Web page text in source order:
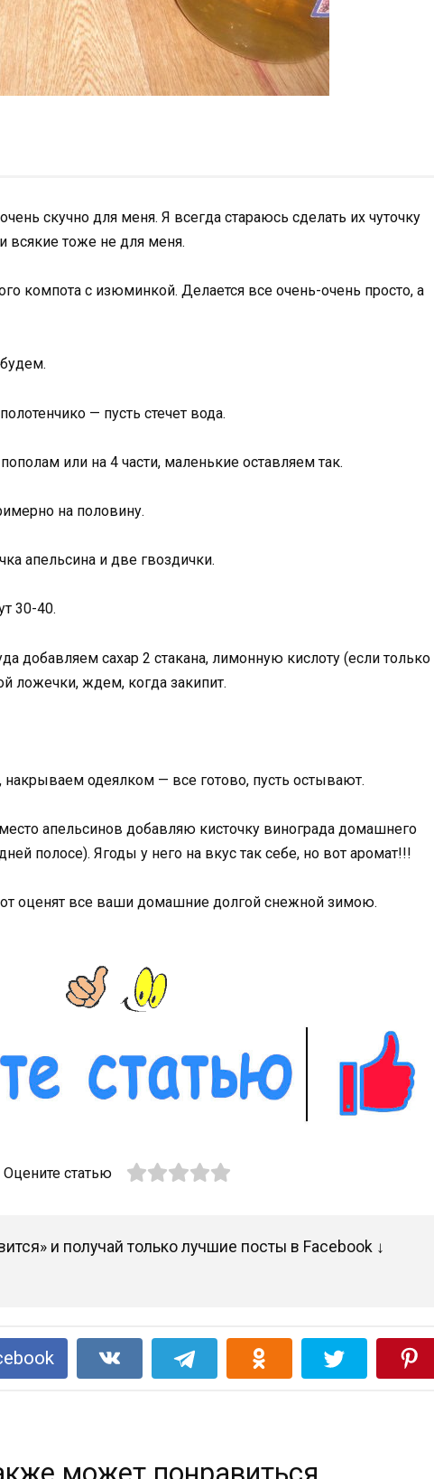
скучно для меня. Я всегда стараюсь сделать их чуточку
всякие тоже не для меня.
компота с изюминкой. Делается все очень-очень просто, а
— пусть стечет вода.
или на 4 части, маленькие оставляем так.
на половину.
апельсина и две гвоздички.
30-40.
добавляем сахар 2 стакана, лимонную кислоту (если только
ложечки, ждем, когда закипит.
одеялком — все готово, пусть остывают.
апельсинов добавляю кисточку винограда домашнего
полосе). Ягоды у него на вкус так себе, но вот аромат!!!
оценят все ваши домашние долгой снежной зимою.
Оцените статью
и получай только лучшие посты в Facebook ↓